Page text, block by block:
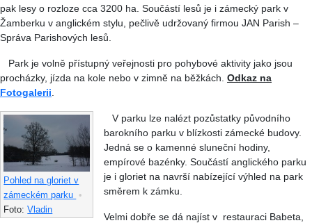
pak lesy o rozloze cca 3200 ha. Součástí lesů je i zámecký park v
Žamberku v anglickém stylu, pečlivě udržovaný firmou JAN Parish –
Správa Parishových lesů.
Park je volně přístupný veřejnosti pro pohybové aktivity jako jsou
procházky, jízda na kole nebo v zimně na běžkách. Odkaz na
Fotogalerii
Pohled na gloriet v
zámeckém parku •
Foto:Vladin
V parku lze nalézt pozůstatky původního
barokního parku v blízkosti zámecké budovy.
Jedná se o kamenné sluneční hodiny,
empírové bazénky. Součástí anglického parku
je i gloriet na navrší nabízející výhled na park
směrem k zámku.
Velmi dobře se dá najíst v restauraci Babeta,